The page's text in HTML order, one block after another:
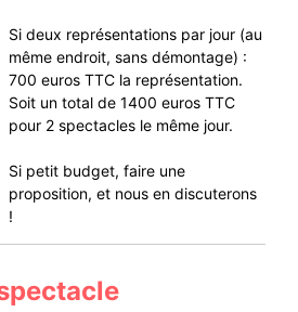
Si deux représentations par jour (au
même endroit, sans démontage) :
700 euros TTC la représentation.
Soit un total de 1400 euros TTC
pour 2 spectacles le même jour.
Si petit budget, faire une
proposition, et nous en discuterons
!